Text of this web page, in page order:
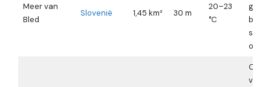
Meer van
Bled
Slovenië 1,45 km² 30 m
20–23
°C
sup-